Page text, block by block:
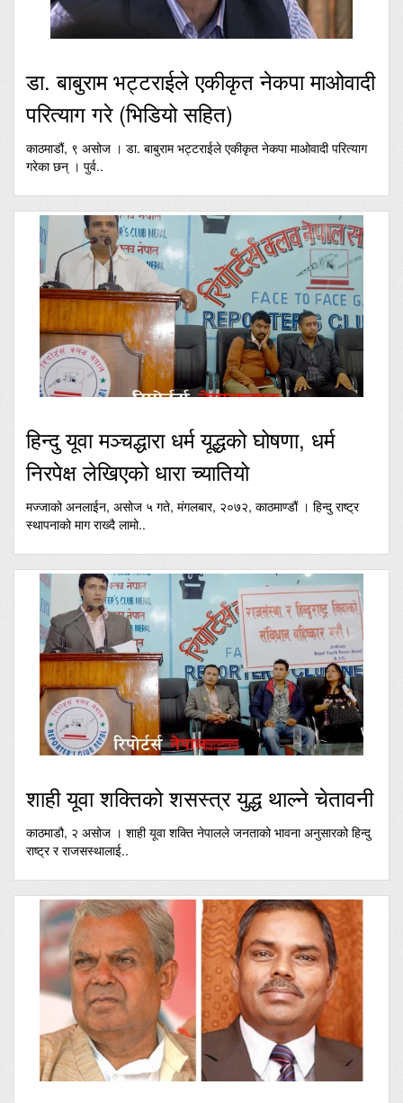
डा. बाबुराम भट्टराईले एकीकृत नेकपा माओवादी
परित्याग गरे (भिडियो सहित)
काठमाडौं, ९ असोज । डा. बाबुराम भट्टराईले एकीकृत नेकपा माओवादी परित्याग
गरेका छन् । पुर्व..
हिन्दु यूवा मञ्चद्धारा धर्म यूद्धको घोषणा, धर्म
निरपेक्ष लेखिएको धारा च्यातियो
मज्जाको अनलाईन, असोज ५ गते, मंगलबार, २०७२, काठमाण्डौं । हिन्दु राष्ट्र
स्थापनाको माग राख्दै लामो..
शाही यूवा शक्तिको शसस्त्र युद्ध थाल्ने चेतावनी
काठमाडौ, २ असोज । शाही यूवा शक्ति नेपालले जनताको भावना अनुसारको हिन्दु
राष्ट्र र राजसस्थालाई..